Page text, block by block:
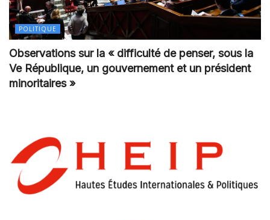
POLITIQUE
Observations sur la « difficulté de penser, sous la
Ve République, un gouvernement et un président
minoritaires »